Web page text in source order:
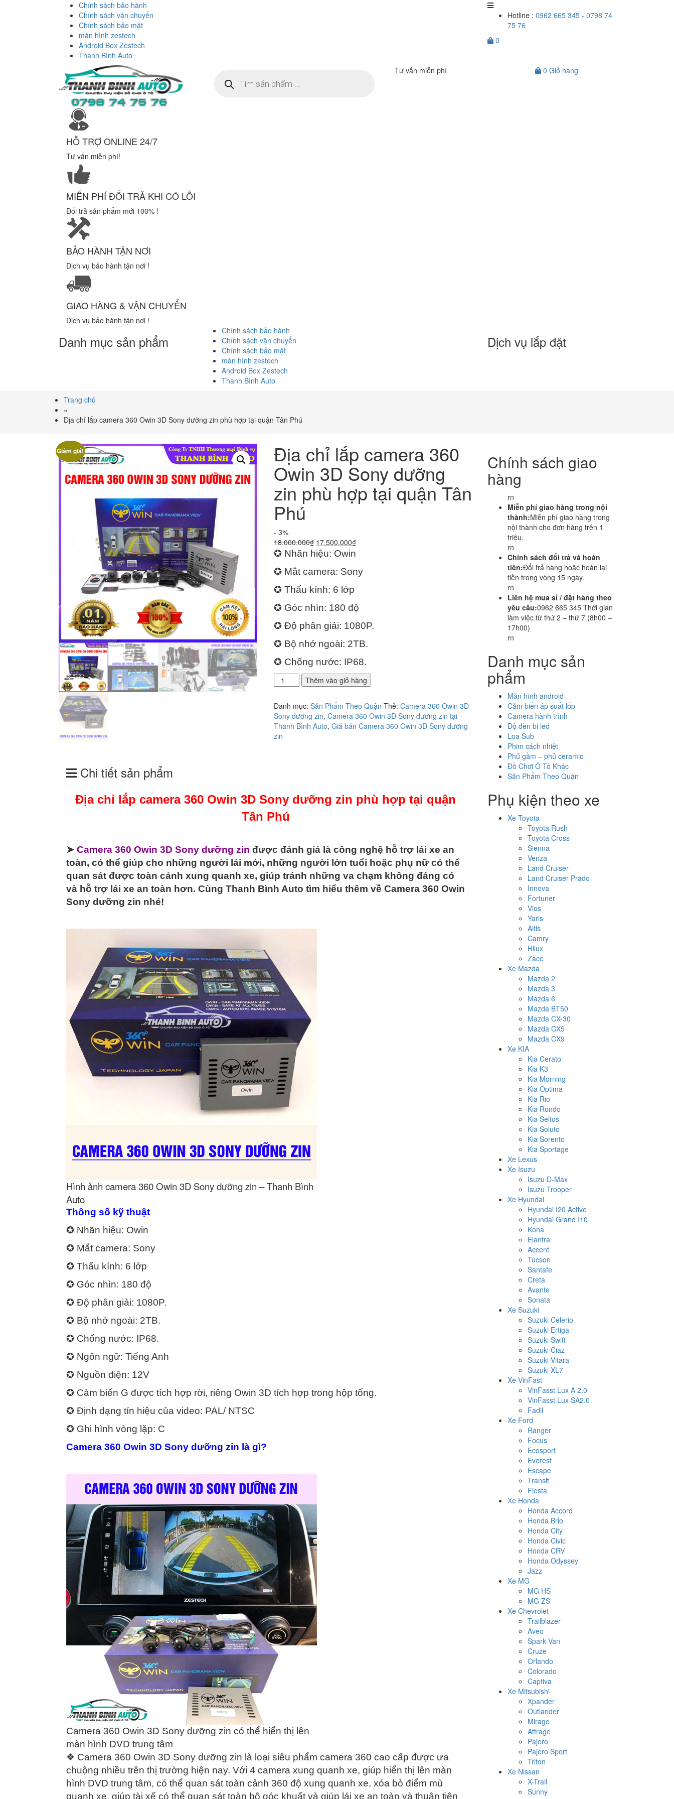
Chính sách bảo hành
Chính sách vận chuyển
Chính sách bảo mật
màn hình zestech
Android Box Zestech
Thanh Bình Auto
Hotline : 0962 665 345 - 0798 74
75 76
0
kiếm
sản
Tư vấn miễn phí 0 Giỏ hàng
HỖ TRỢ ONLINE 24/7
Tư vấn miễn phí!
MIỄN PHÍ ĐỔI TRẢ KHI CÓ LỖI
Đổi trả sản phẩm mới 100% !
BẢO HÀNH TẬN NƠI
Dịch vụ bảo hành tận nơi !
GIAO HÀNG & VẬN CHUYỂN
Dịch vụ bảo hành tận nơi !
Danh mục sản phẩm
Chính sách bảo hành
Chính sách vận chuyển
Chính sách bảo mật
màn hình zestech
Android Box Zestech
Thanh Bình Auto
Dịch vụ lắp đặt
Trang chủ
»
Địa chỉ lắp camera 360 Owin 3D Sony dưỡng zin phù hợp tại quận Tân Phú
Giảm giá! Địa chỉ lắp camera 360
Owin 3D Sony dưỡng
zin phù hợp tại quận Tân
Phú
- 3%
18.000.000₫ Giá
gốc
là:
18.000.000₫.
17.500.000₫Giá
là:
✪ Nhãn hiệu: Owin
✪ Mắt camera: Sony
✪ Thấu kính: 6 lớp
✪ Góc nhìn: 180 độ
✪ Độ phân giải: 1080P.
✪ Bộ nhớ ngoài: 2TB.
✪ Chống nước: IP68.
Địa
chỉ
camera
360
Owin
3D
tại
quận
Tân
lượng
Thêm vào giỏ hàng
Danh mục: Sản Phẩm Theo Quận Thẻ: Camera 360 Owin 3D
Sony dưỡng zin, Camera 360 Owin 3D Sony dưỡng zin tại
Thanh Bình Auto, Giá bán Camera 360 Owin 3D Sony dưỡng
zin
Chi tiết sản phẩm
Địa chỉ lắp camera 360 Owin 3D Sony dưỡng zin phù hợp tại quận
Tân Phú
➤ Camera 360 Owin 3D Sony dưỡng zin được đánh giá là công nghệ hỗ trợ lái xe an
toàn, có thể giúp cho những người lái mới, những người lớn tuổi hoặc phụ nữ có thể
quan sát được toàn cảnh xung quanh xe, giúp tránh những va chạm không đáng có
và hỗ trợ lái xe an toàn hơn. Cùng Thanh Bình Auto tìm hiểu thêm về Camera 360 Owin
Sony dưỡng zin nhé!
Hình ảnh camera 360 Owin 3D Sony dưỡng zin – Thanh Bình
Auto
Thông số kỹ thuật
✪ Nhãn hiệu: Owin
✪ Mắt camera: Sony
✪ Thấu kính: 6 lớp
✪ Góc nhìn: 180 độ
✪ Độ phân giải: 1080P.
✪ Bộ nhớ ngoài: 2TB.
✪ Chống nước: IP68.
✪ Ngôn ngữ: Tiếng Anh
✪ Nguồn điện: 12V
✪ Cảm biến G được tích hợp rời, riêng Owin 3D tích hợp trong hộp tổng.
✪ Định dạng tín hiệu của video: PAL/ NTSC
✪ Ghi hình vòng lặp: C
Camera 360 Owin 3D Sony dưỡng zin là gì?
Camera 360 Owin 3D Sony dưỡng zin có thể hiển thị lên
màn hình DVD trung tâm
❖ Camera 360 Owin 3D Sony dưỡng zin là loại siêu phẩm camera 360 cao cấp được ưa
chuộng nhiều trên thị trường hiện nay. Với 4 camera xung quanh xe, giúp hiển thị lên màn
hình DVD trung tâm, có thể quan sát toàn cảnh 360 độ xung quanh xe, xóa bỏ điểm mù
quanh xe, giúp tài xế có thể quan sát toàn bộ góc khuất và giúp lái xe an toàn và thuận tiện
Chính sách giao
hàng
rn
Miễn phí giao hàng trong nội
thành:Miễn phí giao hàng trong
nội thành cho đơn hàng trên 1
triệu.
rn
Chính sách đổi trả và hoàn
tiền:Đổi trả hàng hoặc hoàn lại
tiền trong vòng 15 ngày.
rn
Liên hệ mua sỉ / đặt hàng theo
yêu cầu:0962 665 345 Thời gian
làm việc từ thứ 2 – thứ 7 (8h00 –
17h00)
rn
Danh mục sản
phẩm
Màn hình android
Cảm biến áp suất lốp
Camera hành trình
Độ đèn bi led
Loa Sub
Phim cách nhiệt
Phủ gầm – phủ ceramic
Đồ Chơi Ô Tô Khác
Sản Phẩm Theo Quận
Phụ kiện theo xe
Xe Toyota
Toyota Rush
Toyota Cross
Sienna
Venza
Land Cruiser
Land Cruiser Prado
Innova
Fortuner
Vios
Yaris
Altis
Camry
Hilux
Zace
Xe Mazda
Mazda 2
Mazda 3
Mazda 6
Mazda BT50
Mazda CX-30
Mazda CX5
Mazda CX9
Xe KIA
Kia Cerato
Kia K3
Kia Morning
Kia Optima
Kia Rio
Kia Rondo
Kia Seltos
Kia Soluto
Kia Sorento
Kia Sportage
Xe Lexus
Xe Isuzu
Isuzu D-Max
Isuzu Trooper
Xe Hyundai
Hyundai I20 Active
Hyundai Grand I10
Kona
Elantra
Accent
Tucson
Santafe
Creta
Avante
Sonata
Xe Suzuki
Suzuki Celerio
Suzuki Ertiga
Suzuki Swift
Suzuki Ciaz
Suzuki Vitara
Suzuki XL7
Xe VinFast
VinFasst Lux A 2.0
VinFasst Lux SA2.0
Fadil
Xe Ford
Ranger
Focus
Ecosport
Everest
Escape
Transit
Fiesta
Xe Honda
Honda Accord
Honda Brio
Honda City
Honda Civic
Honda CRV
Honda Odyssey
Jazz
Xe MG
MG HS
MG ZS
Xe Chevrolet
Trailblazer
Aveo
Spark Van
Cruze
Orlando
Colorado
Captiva
Xe Mitsubishi
Xpander
Outlander
Mirage
Attrage
Pajero
Pajero Sport
Triton
Xe Nissan
X-Trail
Sunny